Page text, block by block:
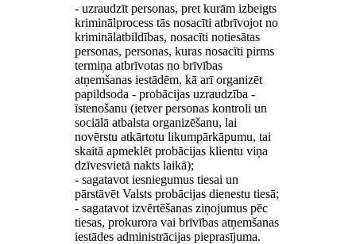
- uzraudzīt personas, pret kurām izbeigts
kriminālprocess tās nosacīti atbrīvojot no
kriminālatbildības, nosacīti notiesātas
personas, personas, kuras nosacīti pirms
termiņa atbrīvotas no brīvības
atņemšanas iestādēm, kā arī organizēt
papildsoda - probācijas uzraudzība -
īstenošanu (ietver personas kontroli un
sociālā atbalsta organizēšanu, lai
novērstu atkārtotu likumpārkāpumu, tai
skaitā apmeklēt probācijas klientu viņa
dzīvesvietā nakts laikā);
- sagatavot iesniegumus tiesai un
pārstāvēt Valsts probācijas dienestu tiesā;
- sagatavot izvērtēšanas ziņojumus pēc
tiesas, prokurora vai brīvības atņemšanas
iestādes administrācijas pieprasījuma.